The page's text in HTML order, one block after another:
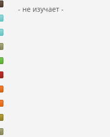
- не изучает -